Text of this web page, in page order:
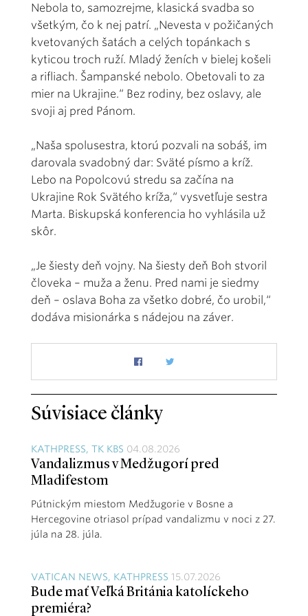
Nebola to, samozrejme, klasická svadba so
všetkým, čo k nej patrí. „Nevesta v požičaných
kvetovaných šatách a celých topánkach s
kyticou troch ruží. Mladý ženích v bielej košeli
a rifliach. Šampanské nebolo. Obetovali to za
mier na Ukrajine.“ Bez rodiny, bez oslavy, ale
svoji aj pred Pánom.
„Naša spolusestra, ktorú pozvali na sobáš, im
darovala svadobný dar: Sväté písmo a kríž.
Lebo na Popolcovú stredu sa začína na
Ukrajine Rok Svätého kríža,“ vysvetľuje sestra
Marta. Biskupská konferencia ho vyhlásila už
skôr.
„Je šiesty deň vojny. Na šiesty deň Boh stvoril
človeka – muža a ženu. Pred nami je siedmy
deň – oslava Boha za všetko dobré, čo urobil,“
dodáva misionárka s nádejou na záver.
Súvisiace články
KATHPRESS, TK KBS 04.08.2026
Vandalizmus v Medžugorí pred
Mladifestom
Pútnickým miestom Medžugorie v Bosne a
Hercegovine otriasol prípad vandalizmu v noci z 27.
júla na 28. júla.
VATICAN NEWS, KATHPRESS 15.07.2026
Bude mať Veľká Británia katolíckeho
premiéra?